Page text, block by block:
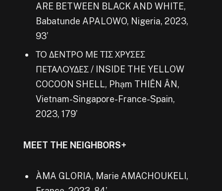
ARE BETWEEN BLACK AND WHITE,
Babatunde APALOWO, Nigeria, 2023,
93’
ΤΟ ΔΕΝΤΡΟ ΜΕ ΤΙΣ ΧΡΥΣΕΣ
ΠΕΤΑΛΟΥΔΕΣ / INSIDE THE YELLOW
COCOON SHELL, Phạm THIÊN ÂN,
Vietnam-Singapore-France-Spain,
2023, 179’
MEET THE NEIGHBORS+
ÀMA GLORIA, Marie AMACHOUKELI,